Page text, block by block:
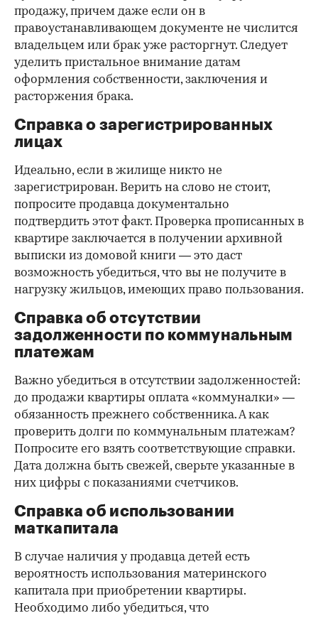
продажу, причем даже если он в
правоустанавливающем документе не числится
владельцем или брак уже расторгнут. Следует
уделить пристальное внимание датам
оформления собственности, заключения и
расторжения брака.
Справка о зарегистрированных
лицах
Идеально, если в жилище никто не
зарегистрирован. Верить на слово не стоит,
попросите продавца документально
подтвердить этот факт. Проверка прописанных в
квартире заключается в получении архивной
выписки из домовой книги — это даст
возможность убедиться, что вы не получите в
нагрузку жильцов, имеющих право пользования.
Справка об отсутствии
задолженности по коммунальным
платежам
Важно убедиться в отсутствии задолженностей:
до продажи квартиры оплата «коммуналки» —
обязанность прежнего собственника. А как
проверить долги по коммунальным платежам?
Попросите его взять соответствующие справки.
Дата должна быть свежей, сверьте указанные в
них цифры с показаниями счетчиков.
Справка об использовании
маткапитала
В случае наличия у продавца детей есть
вероятность использования материнского
капитала при приобретении квартиры.
Необходимо либо убедиться, что